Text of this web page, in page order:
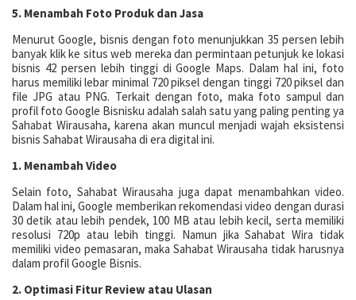
5. Menambah Foto Produk dan Jasa
Menurut Google, bisnis dengan foto menunjukkan 35 persen lebih
banyak klik ke situs web mereka dan permintaan petunjuk ke lokasi
bisnis 42 persen lebih tinggi di Google Maps. Dalam hal ini, foto
harus memiliki lebar minimal 720 piksel dengan tinggi 720 piksel dan
file JPG atau PNG. Terkait dengan foto, maka foto sampul dan
profil foto Google Bisnisku adalah salah satu yang paling penting ya
Sahabat Wirausaha, karena akan muncul menjadi wajah eksistensi
bisnis Sahabat Wirausaha di era digital ini.
1. Menambah Video
Selain foto, Sahabat Wirausaha juga dapat menambahkan video.
Dalam hal ini, Google memberikan rekomendasi video dengan durasi
30 detik atau lebih pendek, 100 MB atau lebih kecil, serta memiliki
resolusi 720p atau lebih tinggi. Namun jika Sahabat Wira tidak
memiliki video pemasaran, maka Sahabat Wirausaha tidak harusnya
dalam profil Google Bisnis.
2. Optimasi Fitur Review atau Ulasan